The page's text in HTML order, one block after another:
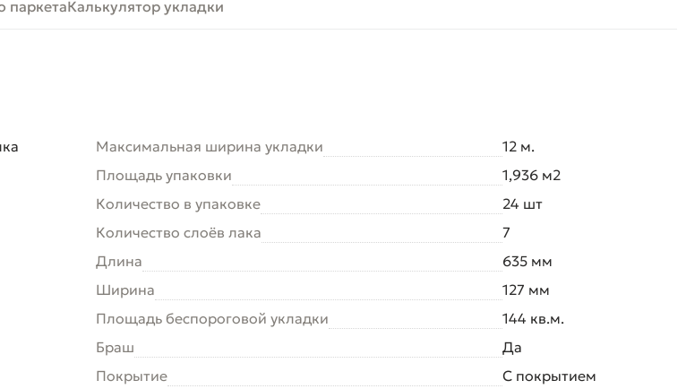
паркетаКалькулятор укладки
Максимальная ширина укладки
12 м.
Площадь упаковки
1,936 м2
Количество в упаковке
24 шт
Количество слоёв лака
7
Длина
635 мм
Ширина
127 мм
Площадь беспороговой укладки
144 кв.м.
Браш
Да
Покрытие
С покрытием